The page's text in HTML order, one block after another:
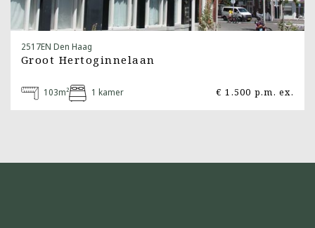
2517EN Den Haag
Groot Hertoginnelaan
103m² 1 kamer € 1.500 p.m. ex.